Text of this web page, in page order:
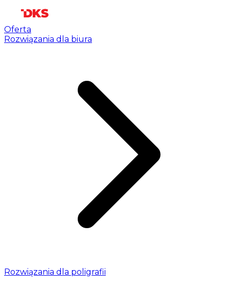
Oferta
Rozwiązania dla biura
Rozwiązania dla poligrafii